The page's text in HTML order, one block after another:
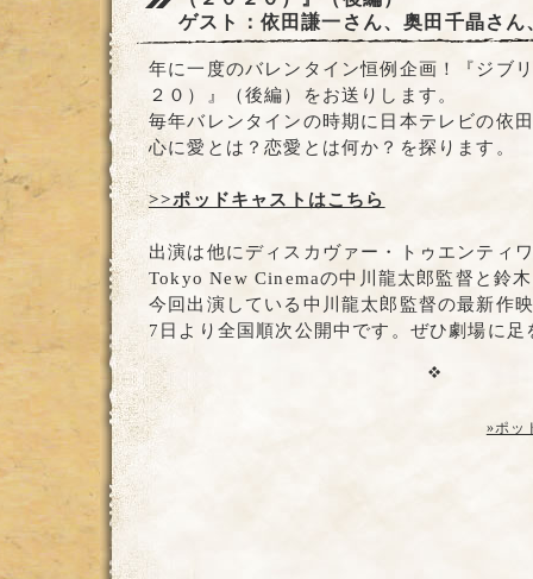
ゲスト：依田謙一さん、奥田千晶さ
年に一度のバレンタイン恒例企画！『ジブ
２０）』（後編）をお送りします。
毎年バレンタインの時期に日本テレビの依
心に愛とは？恋愛とは何か？を探ります。
>>ポッドキャストはこちら
出演は他にディスカヴァー・トゥエンティ
Tokyo New Cinemaの中川龍太郎監督と鈴
今回出演している中川龍太郎監督の最新作
7日より全国順次公開中です。ぜひ劇場に
»ポッ